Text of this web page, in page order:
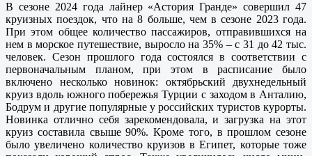
В сезоне 2024 года лайнер «Астория Гранде» совершил 47
круизных поездок, что на 8 больше, чем в сезоне 2023 года.
При этом общее количество пассажиров, отправившихся на
нем в морское путешествие, выросло на 35% – с 31 до 42 тыс.
человек. Сезон прошлого года состоялся в соответствии с
первоначальным планом, при этом в расписание было
включено несколько новинок: октябрьский двухнедельный
круиз вдоль южного побережья Турции с заходом в Анталию,
Бодрум и другие популярные у российских туристов курорты.
Новинка отлично себя зарекомендовала, и загрузка на этот
круиз составила свыше 90%. Кроме того, в прошлом сезоне
было увеличено количество круизов в Египет, которые тоже